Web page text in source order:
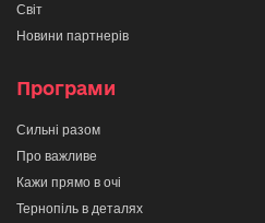
Світ
Новини партнерів
Програми
Сильні разом
Про важливе
Кажи прямо в очі
Тернопіль в деталях